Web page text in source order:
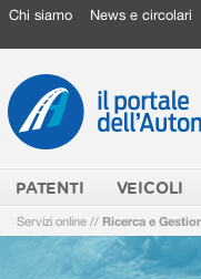
Chi siamo News e circolari
PATENTI VEICOLI
Servizi online // Ricerca e